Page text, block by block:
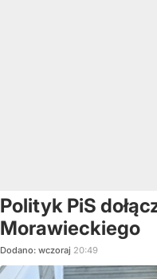
Polityk PiS
Morawieckiego
Dodano: wczoraj 20:49